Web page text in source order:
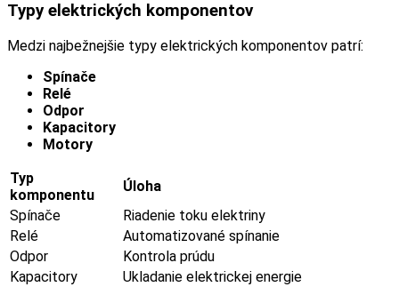
Typy elektrických komponentov
Medzi najbežnejšie typy elektrických komponentov patrí:
Spínače
Relé
Odpor
Kapacitory
Motory
Typ
komponentu
Úloha
Spínače
Riadenie toku elektriny
Relé
Automatizované spínanie
Odpor
Kontrola prúdu
Kapacitory
Ukladanie elektrickej energie